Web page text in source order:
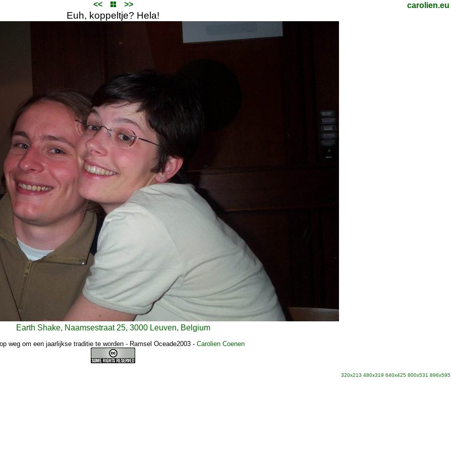
<< >> carolien.eu
Euh, koppeltje? Hela!
Earth Shake, Naamsestraat 25, 3000 Leuven, Belgium
weg om een jaarlijkse traditie te worden - Ramsel Oceade2003- Carolien Coenen
320x213 480x319 640x425 800x531 896x595